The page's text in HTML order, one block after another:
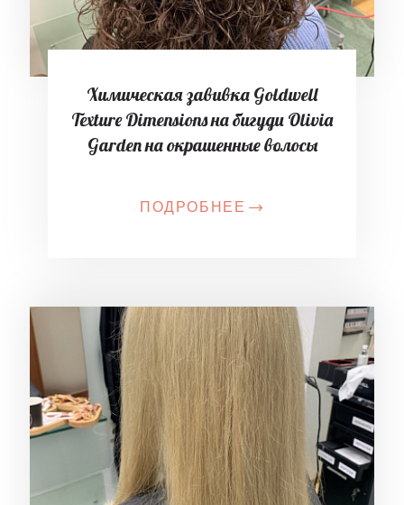
Химическая завивка Goldwell
Texture Dimensions на бигуди Olivia
Garden на окрашенные волосы
ПОДРОБНЕЕ